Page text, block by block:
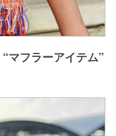
マフラーアイテム”